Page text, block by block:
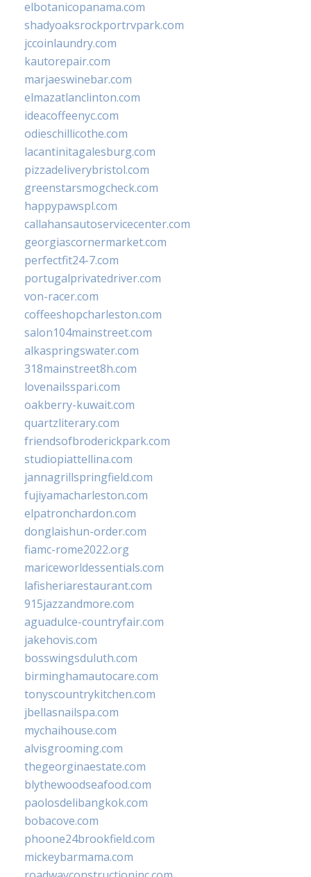
elbotanicopanama.com
shadyoaksrockportrvpark.com
jccoinlaundry.com
kautorepair.com
marjaeswinebar.com
elmazatlanclinton.com
ideacoffeenyc.com
odieschillicothe.com
lacantinitagalesburg.com
pizzadeliverybristol.com
greenstarsmogcheck.com
happypawspl.com
callahansautoservicecenter.com
georgiascornermarket.com
perfectfit24-7.com
portugalprivatedriver.com
von-racer.com
coffeeshopcharleston.com
salon104mainstreet.com
alkaspringswater.com
318mainstreet8h.com
lovenailsspari.com
oakberry-kuwait.com
quartzliterary.com
friendsofbroderickpark.com
studiopiattellina.com
jannagrillspringfield.com
fujiyamacharleston.com
elpatronchardon.com
donglaishun-order.com
fiamc-rome2022.org
mariceworldessentials.com
lafisheriarestaurant.com
915jazzandmore.com
aguadulce-countryfair.com
jakehovis.com
bosswingsduluth.com
birminghamautocare.com
tonyscountrykitchen.com
jbellasnailspa.com
mychaihouse.com
alvisgrooming.com
thegeorginaestate.com
blythewoodseafood.com
paolosdelibangkok.com
bobacove.com
phoone24brookfield.com
mickeybarmama.com